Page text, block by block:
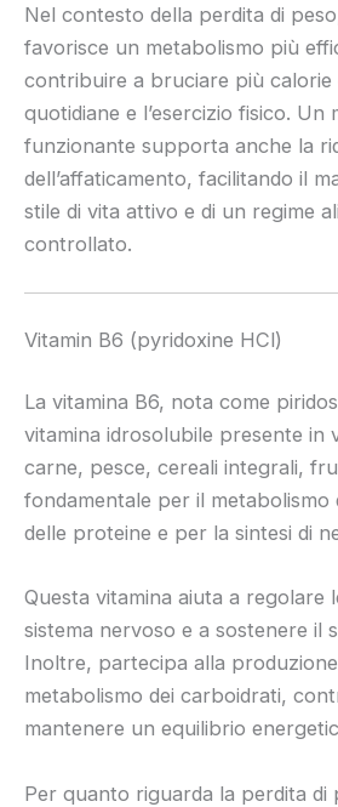
Nel contesto della perdita di
favorisce un metabolismo più
contribuire a bruciare più calorie
quotidiane e l’esercizio fisico. Un
funzionante supporta anche la
dell’affaticamento, facilitando il
stile di vita attivo e di un regime
controllato.
Vitamin B6 (pyridoxine HCl)
La vitamina B6, nota come
vitamina idrosolubile presente in
carne, pesce, cereali integrali,
fondamentale per il metabolismo
delle proteine e per la sintesi di
Questa vitamina aiuta a regolare
sistema nervoso e a sostenere il
Inoltre, partecipa alla
metabolismo dei carboidrati,
mantenere un equilibrio
Per quanto riguarda la perdita di